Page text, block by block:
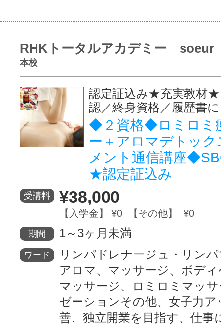
RHKトータルアカデミー soeur
本校
認定証込み★充実教材★
認／終身資格／履歴書
◆２資格◆ロミロミ
ー＋アロマデトッ
メント通信講座
★認定証込み
受講料 ¥38,000
【入学金】 ¥0 【その他】 ¥0
期間 1～3ヶ月未満
ワード
リンパドレナージュ・リン
アロマ、マッサージ、ボデ
マッサージ、ロミロミマッ
ゼーションその他、女子力ア
善、独立開業を目指す、仕事